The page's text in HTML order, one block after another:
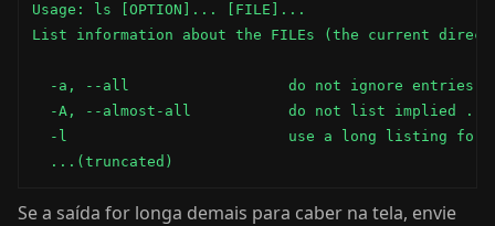
Usage: ls [OPTION]... [FILE]...
List information about the FILEs (the current
-a, --all                  do not ignore entries
-A, --almost-all           do not list implied .
-l                         use a long listing
  ...(truncated)
Se a saída for longa demais para caber na tela, envie